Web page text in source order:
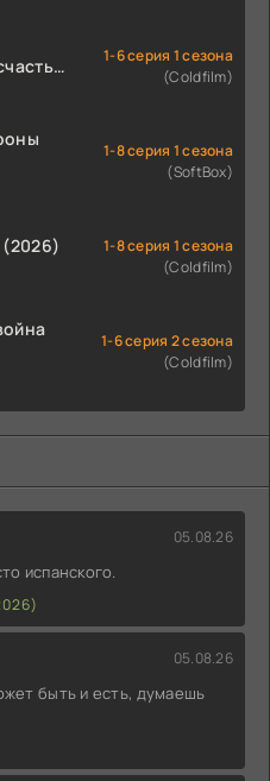
1-6 серия 1 сезона
(Coldfilm)
1-8 серия 1 сезона
(SoftBox)
(2026)
1-8 серия 1 сезона
(Coldfilm)
1-6 серия 2 сезона
(Coldfilm)
05.08.26
испанского.
05.08.26
быть и есть, думаешь